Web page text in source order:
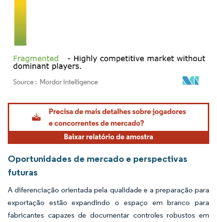
Imagem © Mordor Intelligence. O reuso requer atribuição conforme CC BY 4.0.
Oportunidades de mercado e perspectivas
futuras
A diferenciação orientada pela qualidade e a preparação para
exportação estão expandindo o espaço em branco para
fabricantes capazes de documentar controles robustos em